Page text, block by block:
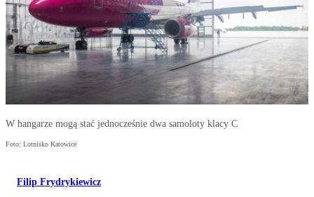
W hangarze mogą stać jednocześnie dwa samoloty klacy C
Foto: Lotnisko Katowice
Filip Frydrykiewicz